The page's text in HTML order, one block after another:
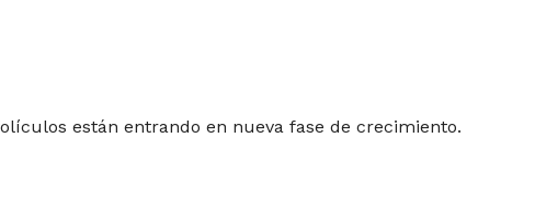
están entrando en nueva fase de crecimiento.